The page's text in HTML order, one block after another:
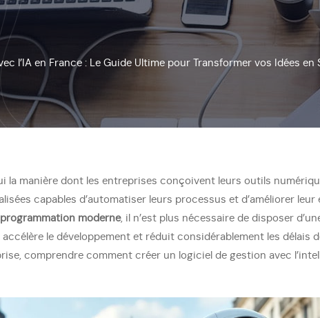
l’IA en France : Le Guide Ultime pour Transformer vos Idées
la manière dont les entreprises conçoivent leurs outils
capables d’automatiser leurs processus et d’améliorer
moderne, il n’est plus nécessaire de disposer
le développement et réduit considérablement les délais
comprendre comment créer un logiciel de gestion avec